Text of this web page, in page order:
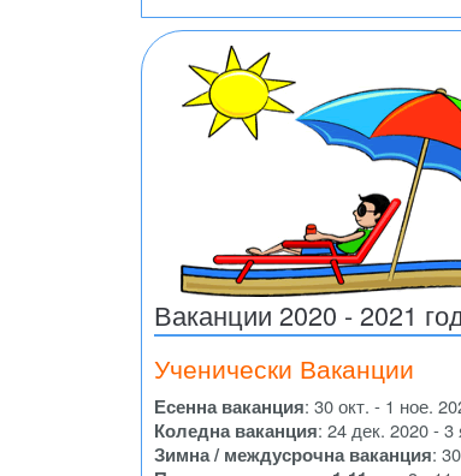
Ваканции 2020 - 2021
Ученически Ваканции
Есенна ваканция: 30 окт. - 1 ное.
Коледна ваканция: 24 дек. 2020 - 3
Зимна / междусрочна ваканция: